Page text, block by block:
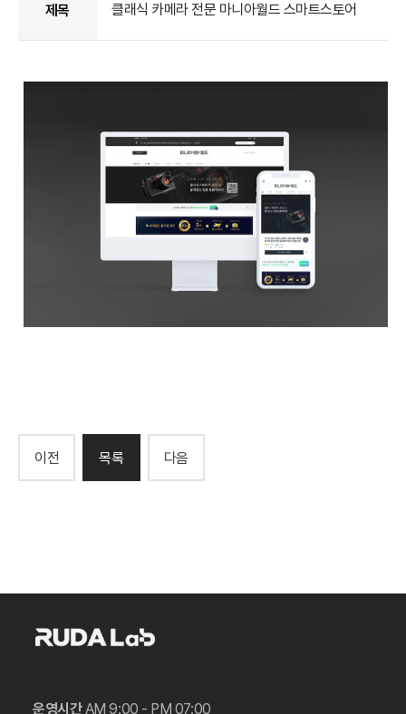
제목 클래식 카메라 전문 마니아월드 스마트스토어
이전 목록 다음
운영시간AM 9:00 - PM 07:00